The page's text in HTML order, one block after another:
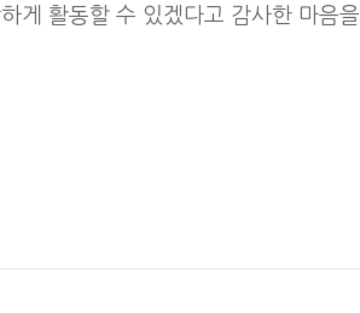
게 활동할 수 있겠다고 감사한 마음을